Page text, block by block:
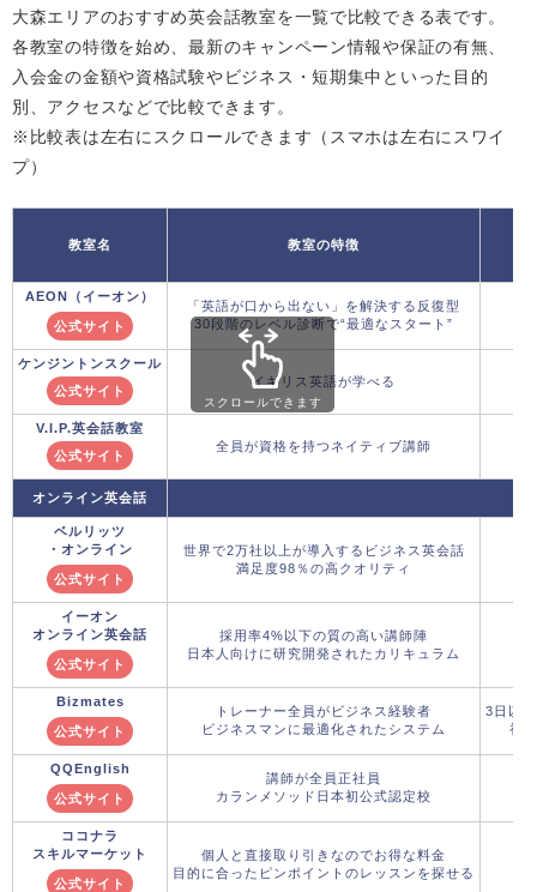
大森エリアのおすすめ英会話教室を一覧で比較できる表です。
各教室の特徴を始め、最新のキャンペーン情報や保証の有無、
入会金の金額や資格試験やビジネス・短期集中といった目的
別、アクセスなどで比較できます。
※比較表は左右にスクロールできます（スマホは左右にスワイ
プ）
教室名 教室の特徴
AEON（イーオン）
公式サイト
「英語が口から出ない」を解決する反復型
30段階のレベル診断で“最適なスタート”
ケンジントンスクール
公式サイト
イギリス英語が学べる
V.I.P.英会話教室
公式サイト
全員が資格を持つネイティブ講師
オンライン英会話
ベルリッツ
・オンライン
公式サイト
世界で2万社以上が導入するビジネス英会話
満足度98％の高クオリティ
イーオン
オンライン英会話
公式サイト
採用率4%以下の質の高い講師陣
日本人向けに研究開発されたカリキュラム
Bizmates
公式サイト
トレーナー全員がビジネス経験者
ビジネスマンに最適化されたシステム
3日以
初
QQEnglish
公式サイト
講師が全員正社員
カランメソッド日本初公式認定校
ココナラ
スキルマーケット
公式サイト
個人と直接取り引きなのでお得な料金
目的に合ったピンポイントのレッスンを探せる
スクロールできます